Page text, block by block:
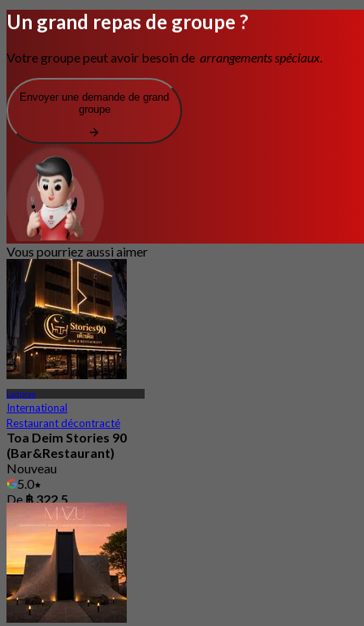
Un grand repas de groupe ?
Votre groupe peut avoir besoin de arrangements spéciaux.
Envoyer une demande de grand
groupe
Vous pourriez aussi aimer
Ladprao
International
Restaurant décontracté
Toa Deim Stories 90
(Bar&Restaurant)
Nouveau
5.0
De฿ 322.5